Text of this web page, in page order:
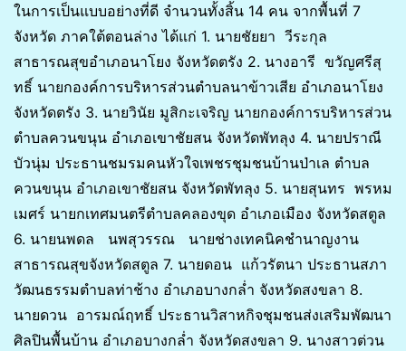
ในการเป็นแบบอย่างที่ดี จำนวนทั้งสิ้น 14 คน จากพื้นที่ 7
จังหวัด ภาคใต้ตอนล่าง ได้แก่ 1. นายชัยยา วีระกุล
สาธารณสุขอำเภอนาโยง จังหวัดตรัง 2. นางอารี ขวัญศรีสุ
ทธิ์ นายกองค์การบริหารส่วนตำบลนาข้าวเสีย อำเภอนาโยง
จังหวัดตรัง 3. นายวินัย มูสิกะเจริญ นายกองค์การบริหารส่วน
ตำบลควนขนุน อำเภอเขาชัยสน จังหวัดพัทลุง 4. นายปราณี
บัวนุ่ม ประธานชมรมคนหัวใจเพชรชุมชนบ้านป่าเล ตำบล
ควนขนุน อำเภอเขาชัยสน จังหวัดพัทลุง 5. นายสุนทร พรหม
เมศร์ นายกเทศมนตรีตำบลคลองขุด อำเภอเมือง จังหวัดสตูล
6. นายนพดล นพสุวรรณ นายช่างเทคนิคชำนาญงาน
สาธารณสุขจังหวัดสตูล 7. นายดอน แก้วรัตนา ประธานสภา
วัฒนธรรมตำบลท่าช้าง อำเภอบางกล่ำ จังหวัดสงขลา 8.
นายดวน อารมณ์ฤทธิ์ ประธานวิสาหกิจชุมชนส่งเสริมพัฒนา
ศิลปินพื้นบ้าน อำเภอบางกล่ำ จังหวัดสงขลา 9. นางสาวต่วน